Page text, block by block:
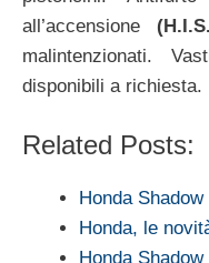
all’accensione
malintenzionati.
disponibili a richiesta.
Related Posts:
Honda
Honda, le
Honda